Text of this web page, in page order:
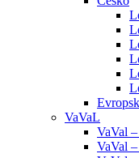
VaVaL
VaVal
VaVal